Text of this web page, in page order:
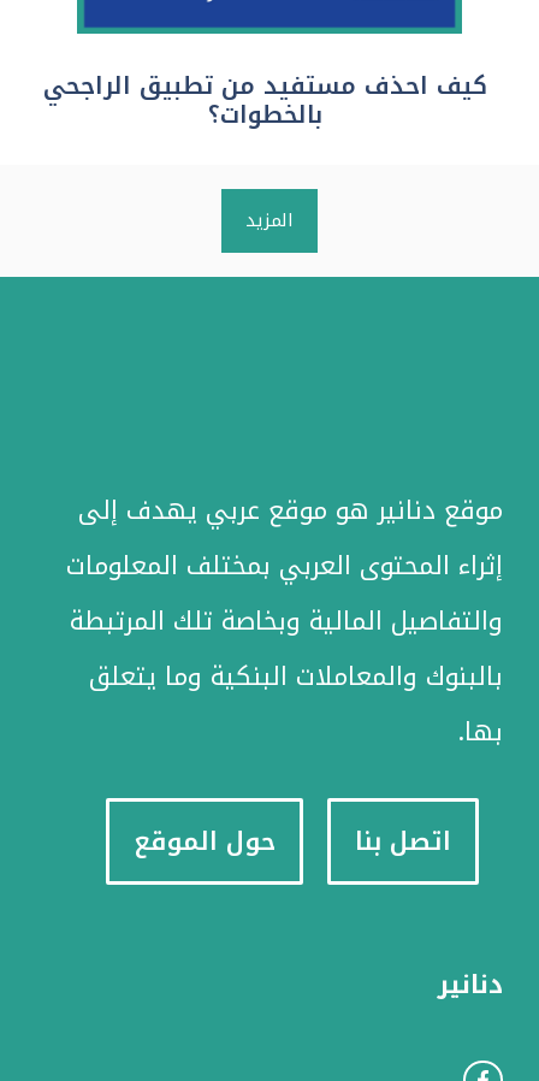
كيف احذف مستفيد من تطبيق الراجحي
بالخطوات؟
المزيد
موقع دنانير هو موقع عربي يهدف إلى
إثراء المحتوى العربي بمختلف المعلومات
والتفاصيل المالية وبخاصة تلك المرتبطة
بالبنوك والمعاملات البنكية وما يتعلق
بها.
اتصل بنا حول الموقع
دنانير